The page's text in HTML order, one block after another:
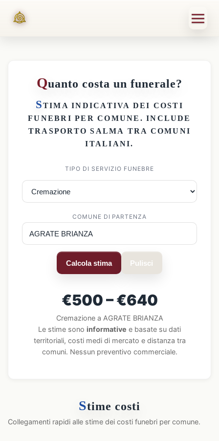
Quanto costa un funerale?
STIMA INDICATIVA DEI COSTI
FUNEBRI PER COMUNE . INCLUDE
TRASPORTO SALMA TRA COMUNI
ITALIANI.
TIPO DI SERVIZIO FUNEBRE
COMUNE DI PARTENZA
Calcola stima Pulisci
€500 – €640
Cremazione a AGRATE BRIANZA
Le stime sono informative e basate su dati
territoriali, costi medi di mercato e distanza tra
comuni. Nessun preventivo commerciale.
Stime costi
Collegamenti rapidi alle stime dei costi funebri per comune.